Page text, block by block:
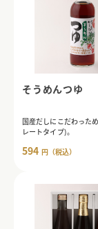
そうめんつゆ
国産だしにこだわった
レートタイプ)。
594 円（税込）